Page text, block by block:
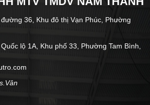
36, Khu đô thị Vạn Phúc, Phường
lộ 1A, Khu phố 33, Phường Tam Bình,